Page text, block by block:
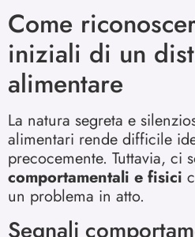
Come
iniziali di un
alimentare
La natura segreta e
alimentari rende difficile
precocemente. Tuttavia, ci
comportamentali e fisici
un problema in atto.
Segnali